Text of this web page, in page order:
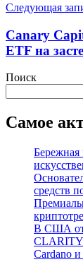
Следующая
Canary
ETF на
Поиск
Самое
Бережная
средств
В США
CLARITY
Cardano